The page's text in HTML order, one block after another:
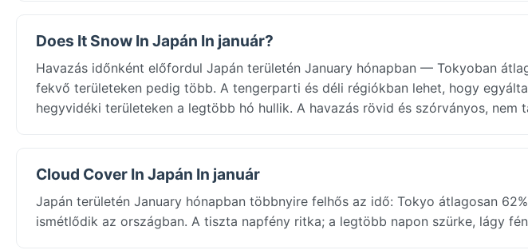
Does It Snow In Japán In január?
Havazás időnként előfordul Japán területén January hónapban — Tokyoban
fekvő területeken pedig több. A tengerparti és déli régiókban lehet, hogy
hegyvidéki területeken a legtöbb hó hullik. A havazás rövid és szórványos, nem
Cloud Cover In Japán In január
Japán területén January hónapban többnyire felhős az idő: Tokyo átlagosan
ismétlődik az országban. A tiszta napfény ritka; a legtöbb napon szürke, lágy